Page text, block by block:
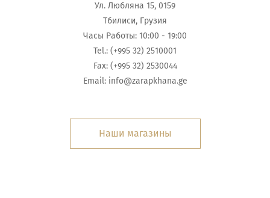
Ул. Любляна 15, 0159
Тбилиси, Грузия
Часы Работы: 10:00 - 19:00
Tel.: (+995 32) 2510001
Fax: (+995 32) 2530044
Email: info@zarapkhana.ge
Наши магазины